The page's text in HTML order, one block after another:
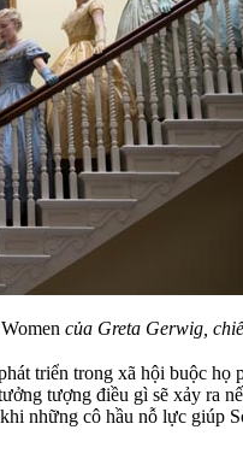
của Greta Gerwig,
triển trong xã hội buộc
tượng điều gì sẽ xảy ra
những cô hầu nỗ lực giúp